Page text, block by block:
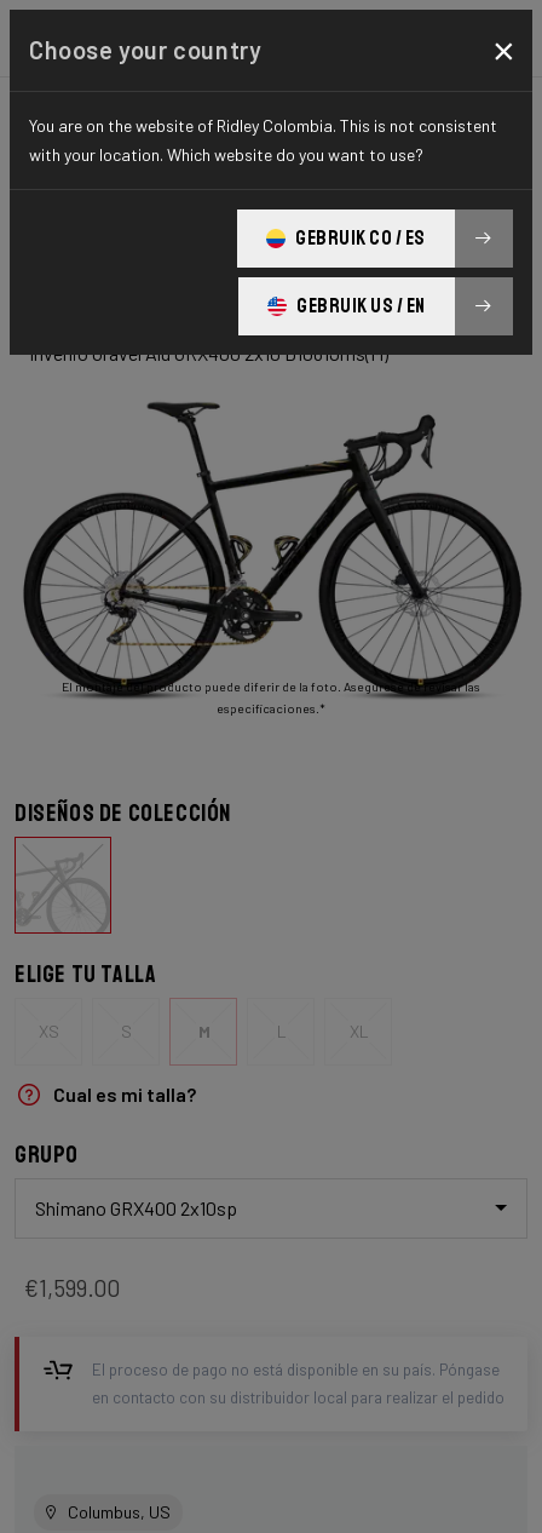
GRAVEL ADVENTURE HYDRO SERIES
INVENIO
Gravel Alu
Invenio Gravel Alu GRX400 2x10 D1061Jms(M)
El montaje del producto puede diferir de la foto. Asegúrese de revisar las
especificaciones.*
Diseños de colección
Elige tu talla
XS S M L XL
Cual es mi talla?
Grupo
Shimano GRX400 2x10sp
€1,599.00
El proceso de pago no está disponible en su país. Póngase
en contacto con su distribuidor local para realizar el pedido
Columbus, US
Choose your country ×
You are on the website of Ridley Colombia. This is not consistent
with your location. Which website do you want to use?
GEBRUIK CO / ES
GEBRUIK US / EN